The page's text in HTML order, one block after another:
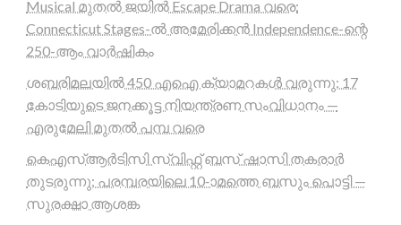
Musical മുതൽ ജയിൽ Escape Drama വരെ:
Connecticut Stages-ൽ അമേരിക്കൻ Independence-ന്റെ
250-ആം വാർഷികം
ശബരിമലയിൽ 450 എഐ ക്യാമറകൾ വരുന്നു; 17
കോടിയുടെ ജനക്കൂട്ട നിയന്ത്രണ സംവിധാനം —
എരുമേലി മുതൽ പമ്പ വരെ
കെഎസ്ആർടിസി സ്വിഫ്റ്റ് ബസ് ഷാസി തകരാർ
തുടരുന്നു; പരമ്പരയിലെ 10-ാമത്തെ ബസും പൊട്ടി —
സുരക്ഷാ ആശങ്ക